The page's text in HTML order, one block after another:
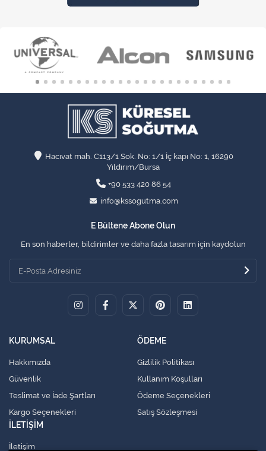
Hacıvat mah. C113/1 Sok. No: 1/1 İç kapı No: 1, 16290
Yıldırım/Bursa
+90 533 420 86 54
info@kssogutma.com
E Bültene Abone Olun
En son haberler, bildirimler ve daha fazla tasarım için kaydolun
KURUMSAL
Hakkımızda
Güvenlik
Teslimat ve İade Şartları
Kargo Seçenekleri
ÖDEME
Gizlilik Politikası
Kullanım Koşulları
Ödeme Seçenekleri
Satış Sözleşmesi
İLETİŞİM
İletişim